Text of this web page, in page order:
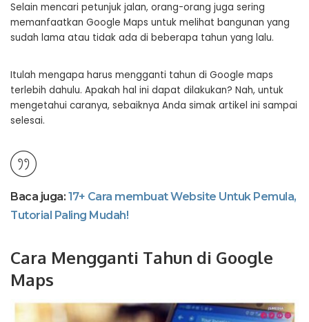
Selain mencari petunjuk jalan, orang-orang juga sering
memanfaatkan Google Maps untuk melihat bangunan yang
sudah lama atau tidak ada di beberapa tahun yang lalu.
Itulah mengapa harus mengganti tahun di Google maps
terlebih dahulu. Apakah hal ini dapat dilakukan? Nah, untuk
mengetahui caranya, sebaiknya Anda simak artikel ini sampai
selesai.
Baca juga: 17+ Cara membuat Website Untuk Pemula,
Tutorial Paling Mudah!
Cara Mengganti Tahun di Google
Maps